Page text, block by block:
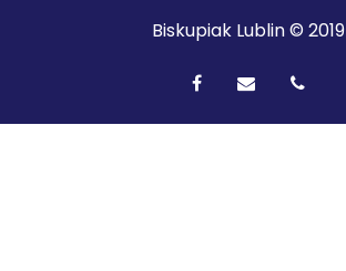
Biskupiak Lublin © 2019